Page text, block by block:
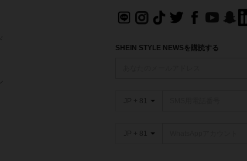
SHEIN STYLE NEWSを購読する
JP + 81
JP + 81